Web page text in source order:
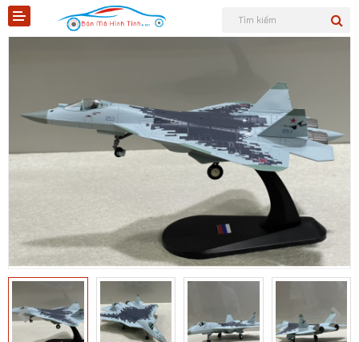
Tin tức
Liên hệ
Mô hình quân sự